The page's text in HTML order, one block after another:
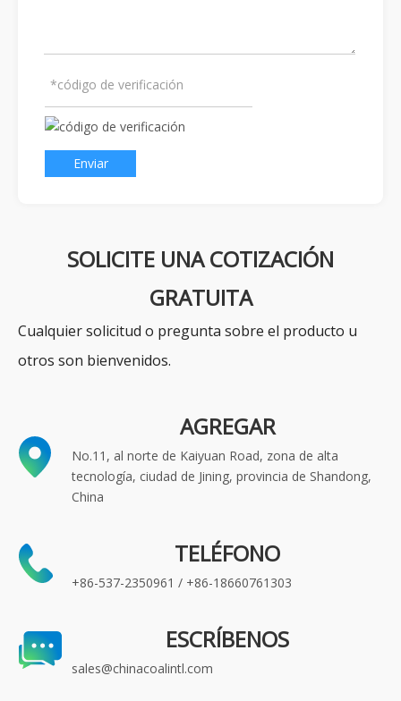
Enviar
SOLICITE UNA COTIZACIÓN
GRATUITA
Cualquier solicitud o pregunta sobre el producto u
otros son bienvenidos.
AGREGAR
No.11, al norte de Kaiyuan Road, zona de alta
tecnología, ciudad de Jining, provincia de Shandong,
China
TELÉFONO
+86-537-2350961 / +86-18660761303
ESCRÍBENOS
sales@chinacoalintl.com